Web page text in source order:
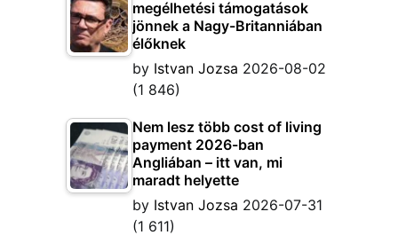
megélhetési támogatások
jönnek a Nagy-Britanniában
élőknek
by Istvan Jozsa 2026-08-02
(1 846)
Nem lesz több cost of living
payment 2026-ban
Angliában – itt van, mi
maradt helyette
by Istvan Jozsa 2026-07-31
(1 611)